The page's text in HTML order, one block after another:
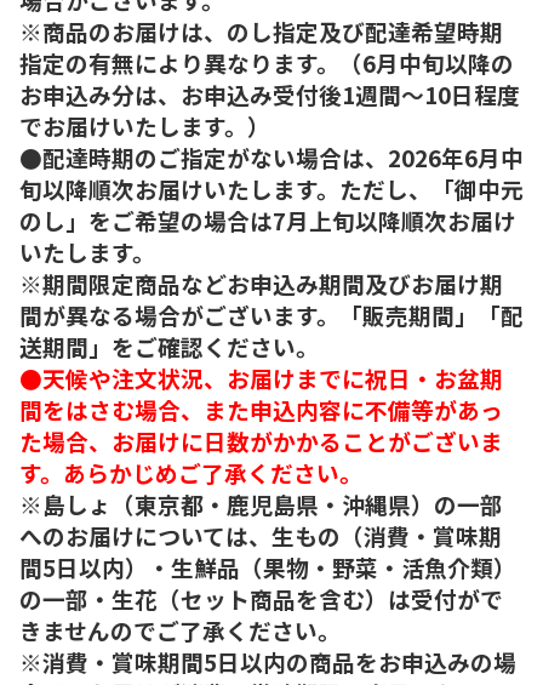
※商品のお届けは、のし指定及び配達希望時期
指定の有無により異なります。（6月中旬以降の
お申込み分は、お申込み受付後1週間～10日程度
でお届けいたします。）
●配達時期のご指定がない場合は、2026年6月中
旬以降順次お届けいたします。ただし、「御中元
のし」をご希望の場合は7月上旬以降順次お届け
いたします。
※期間限定商品などお申込み期間及びお届け期
間が異なる場合がございます。「販売期間」「配
送期間」をご確認ください。
●天候や注文状況、お届けまでに祝日・お盆期
間をはさむ場合、また申込内容に不備等があっ
た場合、お届けに日数がかかることがございま
す。あらかじめご了承ください。
※島しょ（東京都・鹿児島県・沖縄県）の一部
へのお届けについては、生もの（消費・賞味期
間5日以内）・生鮮品（果物・野菜・活魚介類）
の一部・生花（セット商品を含む）は受付がで
きませんのでご了承ください。
※消費・賞味期間5日以内の商品をお申込みの場